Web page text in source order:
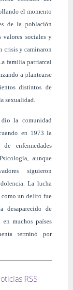
el momento
de la población
valores sociales y
crisis y caminaron
familia patriarcal
a plantearse
distintos de
sexualidad.
dio la comunidad
en 1973 la
enfermedades
aunque
siguieron
La lucha
como un delito fue
desaparecido de
en muchos países
terminó por
RSS